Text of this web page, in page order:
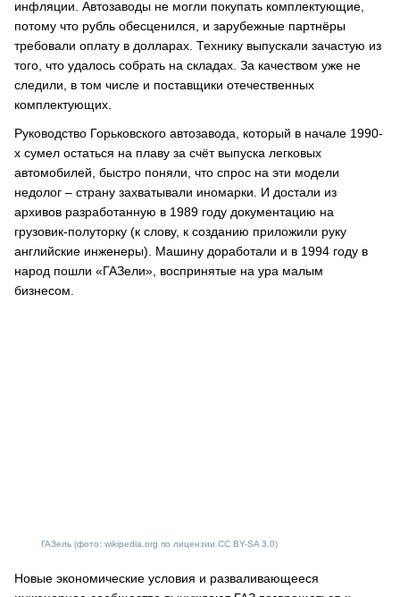
инфляции. Автозаводы не могли покупать комплектующие,
потому что рубль обесценился, и зарубежные партнёры
требовали оплату в долларах. Технику выпускали зачастую из
того, что удалось собрать на складах. За качеством уже не
следили, в том числе и поставщики отечественных
комплектующих.
Руководство Горьковского автозавода, который в начале 1990-
х сумел остаться на плаву за счёт выпуска легковых
автомобилей, быстро поняли, что спрос на эти модели
недолог – страну захватывали иномарки. И достали из
архивов разработанную в 1989 году документацию на
грузовик-полуторку (к слову, к созданию приложили руку
английские инженеры). Машину доработали и в 1994 году в
народ пошли «ГАЗели», воспринятые на ура малым
бизнесом.
ГАЗель (фото: wikipedia.org по лицензии CC BY-SA 3.0)
Новые экономические условия и разваливающееся